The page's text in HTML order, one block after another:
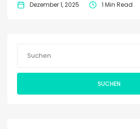
Dezember 1, 2025 1 Min Read
SUCHEN